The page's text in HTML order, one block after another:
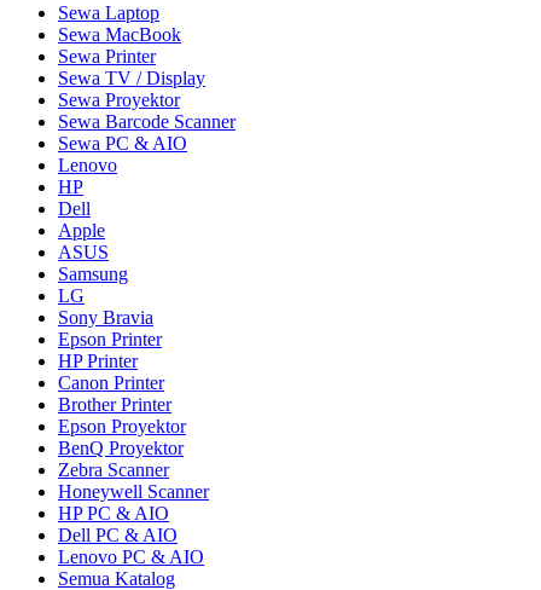
Sewa Laptop
Sewa MacBook
Sewa Printer
Sewa TV / Display
Sewa Proyektor
Sewa Barcode Scanner
Sewa PC & AIO
Lenovo
HP
Dell
Apple
ASUS
Samsung
LG
Sony Bravia
Epson Printer
HP Printer
Canon Printer
Brother Printer
Epson Proyektor
BenQ Proyektor
Zebra Scanner
Honeywell Scanner
HP PC & AIO
Dell PC & AIO
Lenovo PC & AIO
Semua Katalog